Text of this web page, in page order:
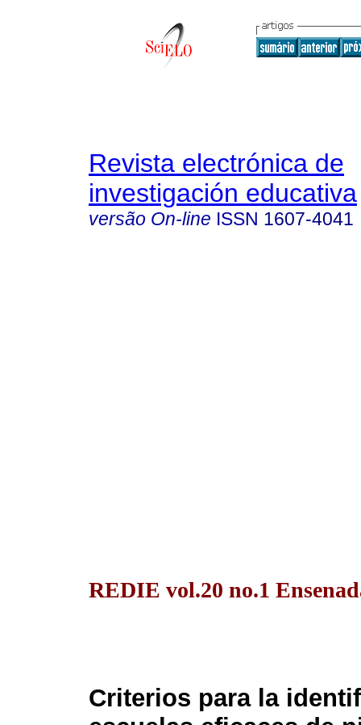
Revista electrónica de
investigación educativa
versão On-line ISSN 1607-4041
REDIE vol.20 no.1
Criterios para la